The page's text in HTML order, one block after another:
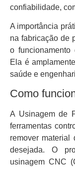
confiabilidade,
A importância
na fabricação de
o
Ela é
saúde e
Como
A Usinagem de
ferramentas
remover
desejada. O
usinagem CNC